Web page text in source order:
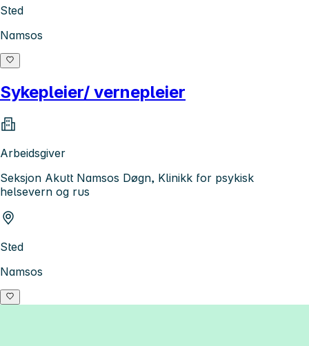
Sted
Namsos
Sykepleier/ vernepleier
Arbeidsgiver
Seksjon Akutt Namsos Døgn, Klinikk for psykisk
helsevern og rus
Sted
Namsos